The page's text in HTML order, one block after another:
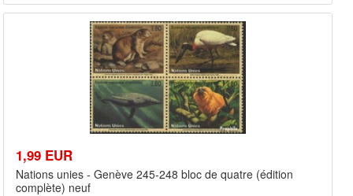
1,99 EUR
Nations unies - Genève 245-248 bloc de quatre (édition
complète) neuf